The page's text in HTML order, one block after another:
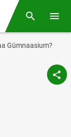
Otsing
Gümnaasium?